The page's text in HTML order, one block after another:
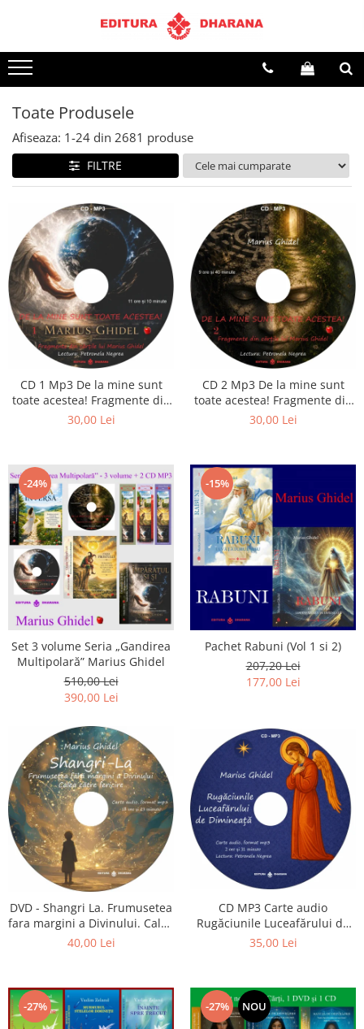
Terapii
Dietoterapie
Toate Produsele
Afiseaza: 1-24 din 2681 produse
FILTRE
CD 1 Mp3 De la mine sunt
toate acestea! Fragmente din
cărțile lui Marius Ghidel
30,00 Lei
CD 2 Mp3 De la mine sunt
toate acestea! Fragmente din
cărțile lui Marius Ghidel
30,00 Lei
-24%
Set 3 volume Seria „Gandirea
Multipolară” Marius Ghidel
510,00 Lei
390,00 Lei
-15%
Pachet Rabuni (Vol 1 si 2)
207,20 Lei
177,00 Lei
DVD - Shangri La. Frumusetea
fara margini a Divinului. Calea
catre fericire
40,00 Lei
CD MP3 Carte audio
Rugăciunile Luceafărului de
dimineață
35,00 Lei
-27% -27% NOU